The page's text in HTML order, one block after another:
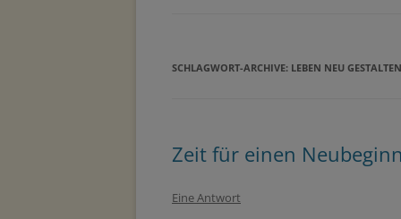
PRESSE
SCHLAGWORT-ARCHIVE: LEBEN NEU GESTALTEN
Zeit für einen
Eine Antwort